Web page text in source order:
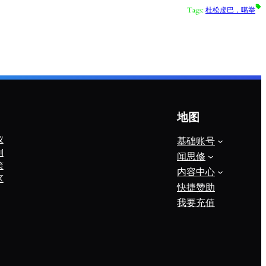
Tags:杜松虔巴，噶举
地图
基础账号
闻思修
内容中心
快捷赞助
我要充值